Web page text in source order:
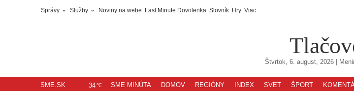
Správy Služby Noviny na webe Last Minute Dovolenka Slovník Hry Viac
Štvrtok, 6. august, 2026|
SME.SK 34℃ SME MINÚTA DOMOV REGIÓNY INDEX SVET ŠPORT